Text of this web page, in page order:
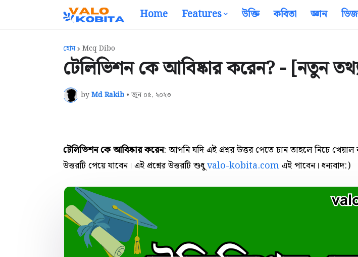
Home Features উক্তি কবিতা জ্ঞান
হোম Mcq Dibo
টেলিভিশন কে আবিষ্কার করেন? - [নতুন
byMd Rakib • জুন ০৫, ২০২৩
টেলিভিশন কে আবিষ্কার করেন: আপনি যদি এই প্রশ্নর উত্তর পেতে চান তাহলে নিচে
উত্তরটি পেয়ে যাবেন। এই প্রশ্নের উত্তরটি শুধুvalo-kobita.comএই পাবেন। ধন্যবাদ:)